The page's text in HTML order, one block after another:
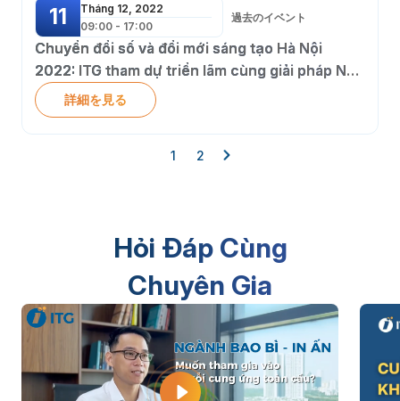
11
Tháng 12, 2022
09:00 - 17:00
過去のイベント
Chuyển đổi số và đổi mới sáng tạo Hà Nội
2022: ITG tham dự triển lãm cùng giải pháp Nhà
máy thông minh 3S iFACTORY
詳細を見る
1 2
Hỏi Đáp Cùng
Chuyên Gia